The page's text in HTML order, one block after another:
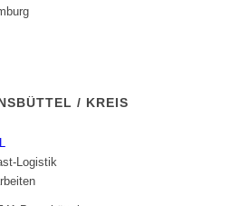
/ KREIS
Logistik